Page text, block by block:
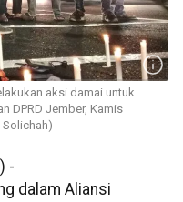
aksi damai untuk
DPRD Jember, Kamis
Solichah)
-
dalam Aliansi